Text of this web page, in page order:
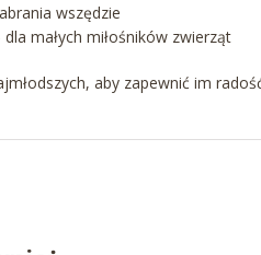
wszędzie
dla małych miłośników zwierząt
aby zapewnić im